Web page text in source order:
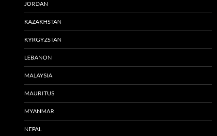
JORDAN
KAZAKHSTAN
KYRGYZSTAN
LEBANON
MALAYSIA
MAURITUS
MYANMAR
NEPAL